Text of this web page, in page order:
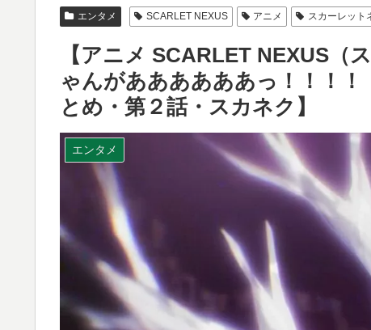
エンタメ SCARLET NEXUS アニメ スカーレット
【アニメ SCARLET NEXUS（
ゃんがああああああっ！！！
とめ・第２話・スカネク】
エンタメ